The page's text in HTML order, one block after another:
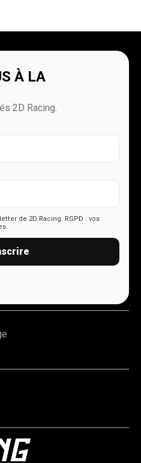
À LA
2D Racing.
de 2D Racing. RGPD : vos